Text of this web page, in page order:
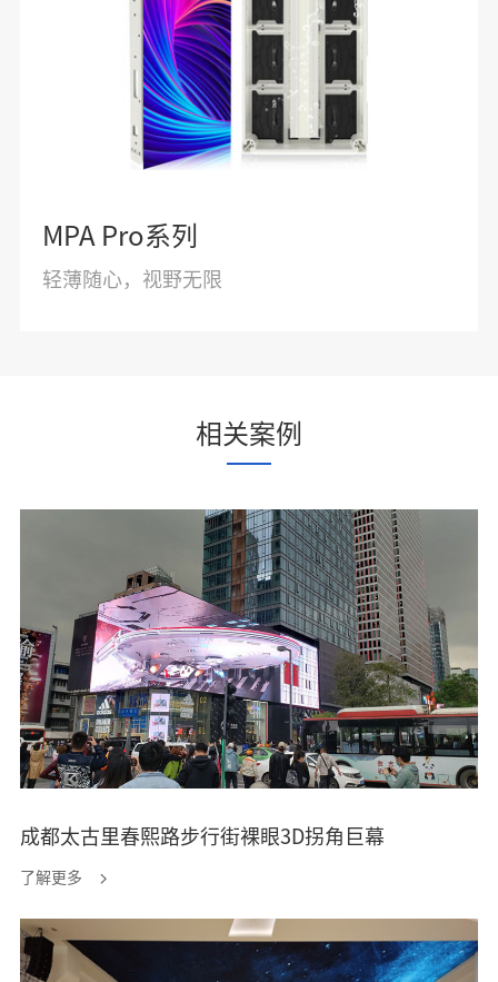
MPA Pro系列
轻薄随心，视野无限
相关案例
成都太古里春熙路步行街裸眼3D拐角巨幕
了解更多